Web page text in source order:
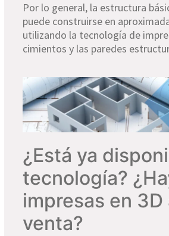
Por lo general, la estructura
puede construirse en
utilizando la tecnología de
cimientos y las paredes
¿Está ya
tecnología?
impresas en 3D
venta?